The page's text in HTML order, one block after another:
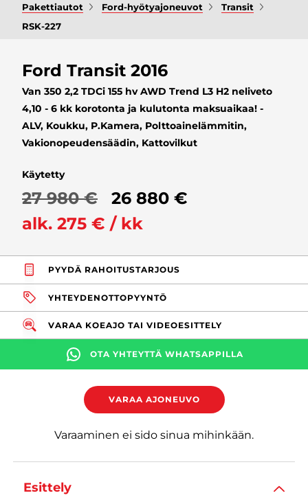
Pakettiautot Ford-hyötyajoneuvot
Transit
RSK-227
Ford Transit 2016
Van 350 2,2 TDCi 155 hv AWD Trend L3 H2 neliveto
4,10 - 6 kk korotonta ja kulutonta maksuaikaa! -
ALV, Koukku, P.Kamera, Polttoainelämmitin,
Vakionopeudensäädin, Kattovilkut
Käytetty
27 980 €
26 880 €
alk. 275 € / kk
PYYDÄ RAHOITUSTARJOUS
YHTEYDENOTTOPYYNTÖ
VARAA KOEAJO TAI VIDEOESITTELY
OTA YHTEYTTÄ WHATSAPPILLA
VARAA AJONEUVO
Varaaminen ei sido sinua mihinkään.
Esittely